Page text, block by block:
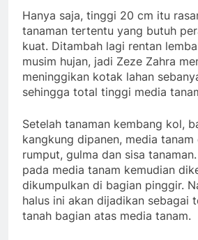
Hanya saja, tinggi 20 cm itu
tanaman tertentu yang butuh
kuat. Ditambah lagi rentan
musim hujan, jadi Zeze Zahra
meninggikan kotak lahan
sehingga total tinggi media
Setelah tanaman kembang kol,
kangkung dipanen, media
rumput, gulma dan sisa
pada media tanam kemudian
dikumpulkan di bagian pinggir.
halus ini akan dijadikan sebagai
tanah bagian atas media tanam.